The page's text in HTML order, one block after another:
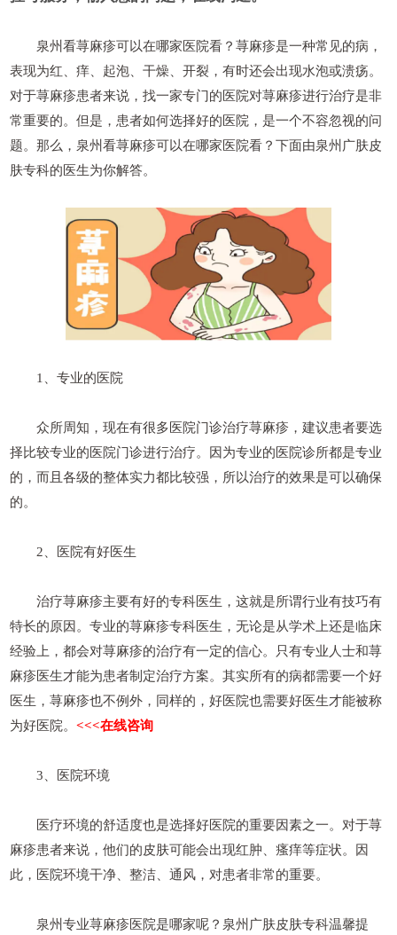
泉州看荨麻疹可以在哪家医院看？荨麻疹是一种常见的病，
表现为红、痒、起泡、干燥、开裂，有时还会出现水泡或溃疡。
对于荨麻疹患者来说，找一家专门的医院对荨麻疹进行治疗是非
常重要的。但是，患者如何选择好的医院，是一个不容忽视的问
题。那么，泉州看荨麻疹可以在哪家医院看？下面由泉州广肤皮
肤专科的医生为你解答。
1、专业的医院
众所周知，现在有很多医院门诊治疗荨麻疹，建议患者要选
择比较专业的医院门诊进行治疗。因为专业的医院诊所都是专业
的，而且各级的整体实力都比较强，所以治疗的效果是可以确保
的。
2、医院有好医生
治疗荨麻疹主要有好的专科医生，这就是所谓行业有技巧有
特长的原因。专业的荨麻疹专科医生，无论是从学术上还是临床
经验上，都会对荨麻疹的治疗有一定的信心。只有专业人士和荨
麻疹医生才能为患者制定治疗方案。其实所有的病都需要一个好
医生，荨麻疹也不例外，同样的，好医院也需要好医生才能被称
为好医院。<<<在线咨询
3、医院环境
医疗环境的舒适度也是选择好医院的重要因素之一。对于荨
麻疹患者来说，他们的皮肤可能会出现红肿、瘙痒等症状。因
此，医院环境干净、整洁、通风，对患者非常的重要。
泉州专业荨麻疹医院是哪家呢？泉州广肤皮肤专科温馨提